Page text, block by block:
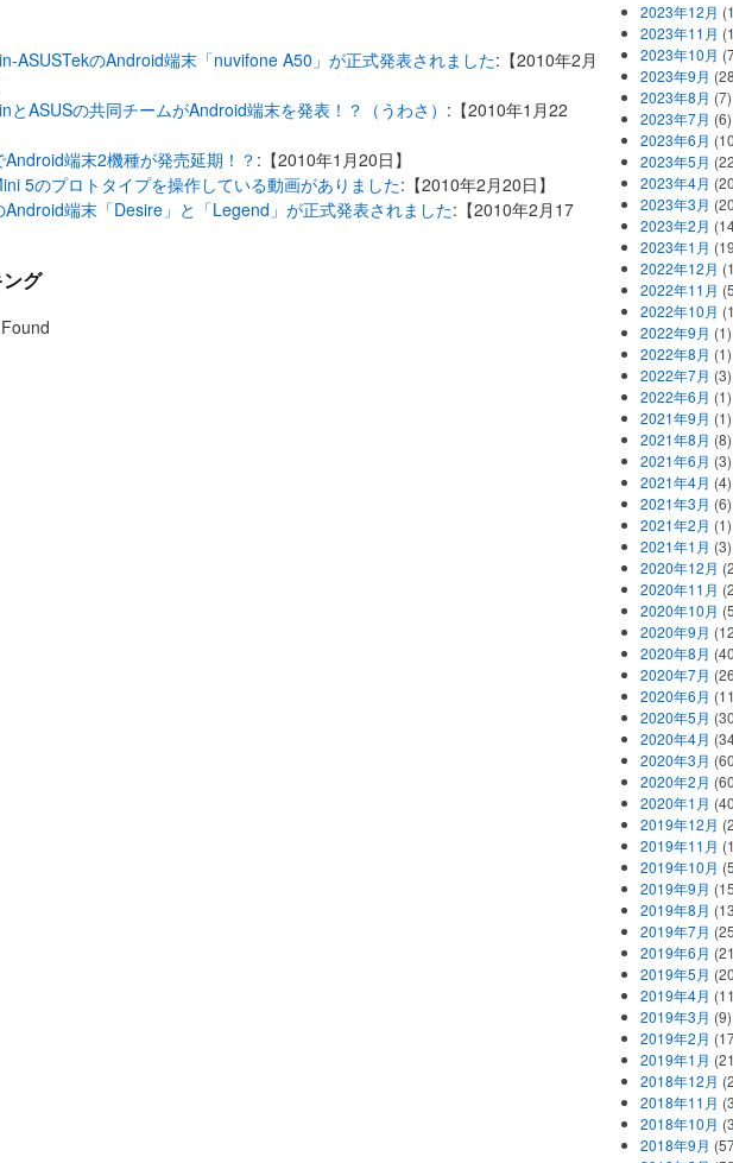
ASUSTekのAndroid端末「nuvifone A50」が正式発表されました:【2010年2月
とASUSの共同チームがAndroid端末を発表！？（うわさ） :【2010年1月22
Android端末2機種が発売延期！？ :【2010年1月20日】
5のプロトタイプを操作している動画がありました:【2010年2月20日】
Android端末「Desire」と「Legend」が正式発表されました:【2010年2月17
グ
2023年12月
2023年11月
2023年10月
2023年9月
2023年8月 (7)
2023年7月 (6)
2023年6月
2023年5月
2023年4月
2023年3月
2023年2月
2023年1月
2022年12月
2022年11月
2022年10月
2022年9月 (1)
2022年8月 (1)
2022年7月 (3)
2022年6月 (1)
2021年9月 (1)
2021年8月 (8)
2021年6月 (3)
2021年4月 (4)
2021年3月 (6)
2021年2月 (1)
2021年1月 (3)
2020年12月
2020年11月
2020年10月
2020年9月
2020年8月
2020年7月
2020年6月
2020年5月
2020年4月
2020年3月
2020年2月
2020年1月
2019年12月
2019年11月
2019年10月
2019年9月
2019年8月
2019年7月
2019年6月
2019年5月
2019年4月
2019年3月 (9)
2019年2月
2019年1月
2018年12月
2018年11月
2018年10月
2018年9月